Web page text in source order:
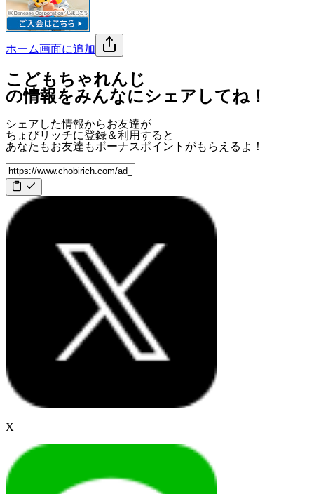
ホーム画面に追加
こどもちゃれんじ
の情報をみんなにシェアしてね！
シェアした情報からお友達が
ちょびリッチに登録＆利用すると
あなたもお友達もボーナスポイント がもらえるよ！
X